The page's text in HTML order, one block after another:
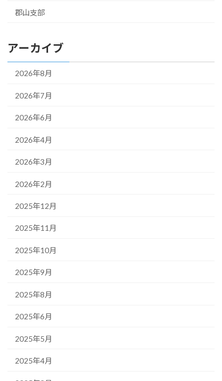
郡山支部
アーカイブ
2026年8月
2026年7月
2026年6月
2026年4月
2026年3月
2026年2月
2025年12月
2025年11月
2025年10月
2025年9月
2025年8月
2025年6月
2025年5月
2025年4月